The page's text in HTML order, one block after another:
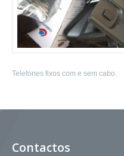
Telefones fixos com e sem cabo.
Contactos